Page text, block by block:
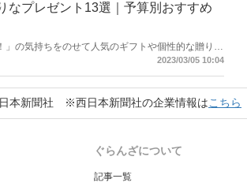
なプレゼント13選｜予算別おすすめ
の気持ちをのせて人気のギフトや個性的な贈り物
とおすすめの商品ご紹介します。人気の家電・キッ
2023/03/05 10:04
本新聞社 ※西日本新聞社の企業情報はこちら
ぐらんざについて
記事一覧